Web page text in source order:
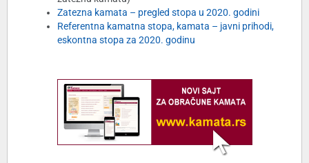
Zatezna kamata – pregled stopa u 2020. godini
Referentna kamatna stopa, kamata – javni prihodi,
eskontna stopa za 2020. godinu